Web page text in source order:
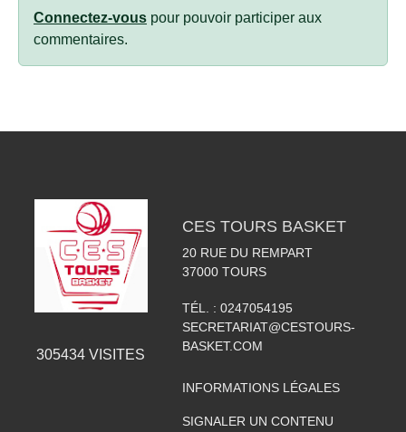
Connectez-vous pour pouvoir participer aux
commentaires.
305434 VISITES
CES TOURS BASKET
20 RUE DU REMPART
37000 TOURS
TÉL. : 0247054195
SECRETARIAT@CESTOURS-
BASKET.COM
INFORMATIONS LÉGALES
SIGNALER UN CONTENU